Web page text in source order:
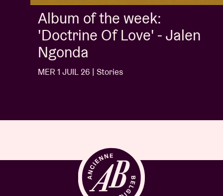
Album of the week:
'Doctrine Of Love' - Jalen
Ngonda
MER 1 JUIL 26 | Stories